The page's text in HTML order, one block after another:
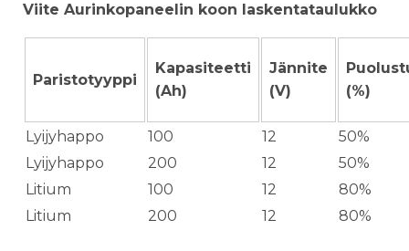
Viite Aurinkopaneelin koon laskentataulukko
Paristotyyppi
Kapasiteetti
(Ah)
Jännite
(V)
(%)
Lyijyhappo 100 12
50%
Lyijyhappo
200 12
50%
Litium
100 12
80%
Litium
200 12 80%